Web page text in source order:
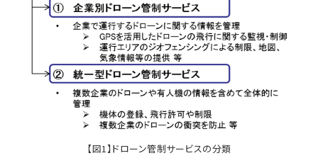
【図1】ドローン管制サービスの分類